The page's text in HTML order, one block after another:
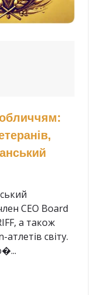
CEO Board
а також
світу.